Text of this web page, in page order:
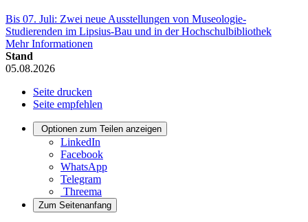
Bis 07. Juli: Zwei neue Ausstellungen von Museologie-
Studierenden im Lipsius-Bau und in der Hochschulbibliothek
Mehr Informationen
Stand
05.08.2026
Seite drucken
Seite empfehlen
Optionen zum Teilen anzeigen
LinkedIn
Facebook
WhatsApp
Telegram
Threema
Zum Seitenanfang